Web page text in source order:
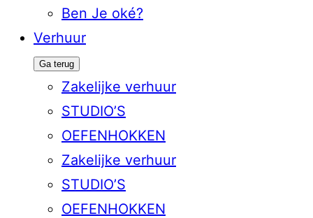
Ben Je oké?
Verhuur
Ga terug
Zakelijke verhuur
STUDIO’S
OEFENHOKKEN
Zakelijke verhuur
STUDIO’S
OEFENHOKKEN